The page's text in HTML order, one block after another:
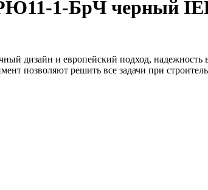
РЮ11-1-БрЧ черный
дизайн и европейский подход,
позволяют решить все задачи при